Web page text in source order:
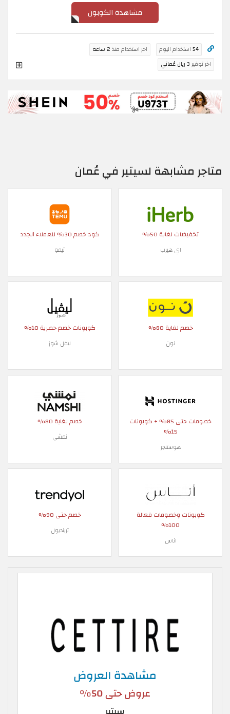
مشاهدة الكوبون
54 استخدام اليوم اخر استخدام منذ 2 ساعة
اخر توفير 3 ريال عُماني
متاجر مشابهة لسيتير في عُمان
تخفيضات لغاية 50%
اي هيرب
كود خصم 30% للعملاء الجدد
تيمو
خصم لغاية 80%
نون
كوبونات خصم حصرية 10%
ليفل شوز
خصومات حتى 85% + كوبونات
15%
هوستنجر
خصم لغاية 80%
نمشي
كوبونات وخصومات فعالة
100%
اناس
خصم حتى 90%
ترينديول